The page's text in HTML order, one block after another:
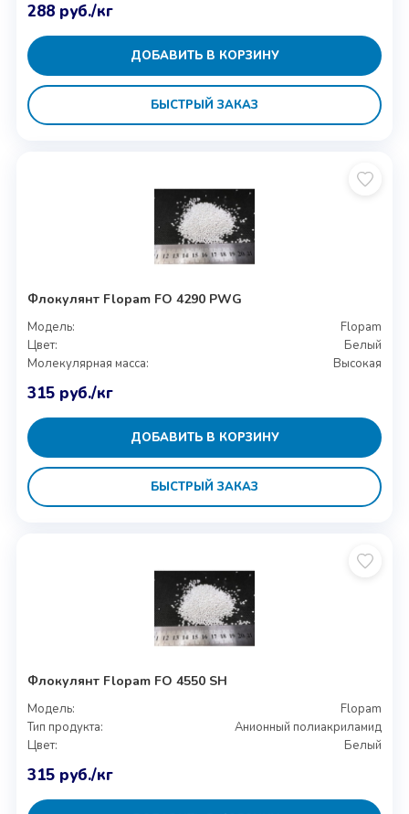
288 руб./кг
ДОБАВИТЬ В КОРЗИНУ
БЫСТРЫЙ ЗАКАЗ
Флокулянт Flopam FO 4290 PWG
Модель:
Flopam
Цвет:
Белый
Молекулярная масса:
Высокая
315 руб./кг
ДОБАВИТЬ В КОРЗИНУ
БЫСТРЫЙ ЗАКАЗ
Флокулянт Flopam FO 4550 SH
Модель:
Flopam
Тип продукта:
Анионный полиакриламид
Цвет:
Белый
315 руб./кг